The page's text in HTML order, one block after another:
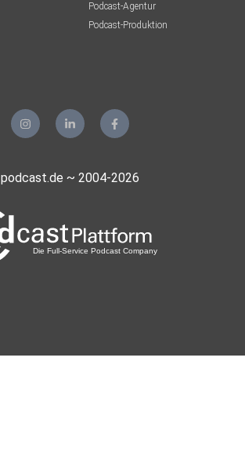
Podcast-Agentur
Podcast-Produktion
podcast.de ~ 2004-2026